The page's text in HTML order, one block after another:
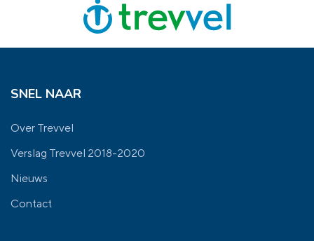
SNEL NAAR
Over Trevvel
Verslag Trevvel 2018-2020
Nieuws
Contact